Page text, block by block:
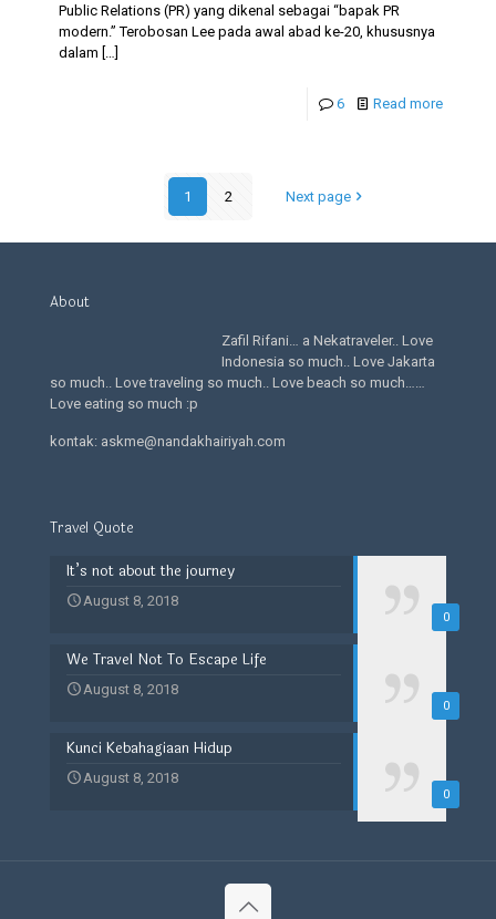
Public Relations (PR) yang dikenal sebagai “bapak PR
modern.” Terobosan Lee pada awal abad ke-20, khususnya
dalam
6 Read more
1 2 Next page
About
Zafil Rifani… a Nekatraveler.. Love
Indonesia so much.. Love Jakarta
so much.. Love traveling so much.. Love beach so much……
Love eating so much :p
kontak: askme@nandakhairiyah.com
Travel Quote
0
It’s not about the journey
August 8, 2018
0
We Travel Not To Escape Life
August 8, 2018
0
Kunci Kebahagiaan Hidup
August 8, 2018